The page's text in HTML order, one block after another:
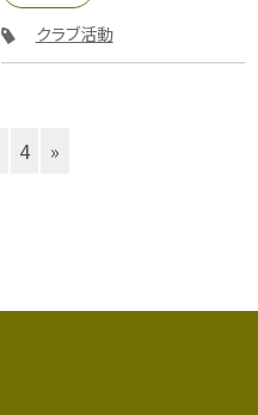
クラブ活動
4 »